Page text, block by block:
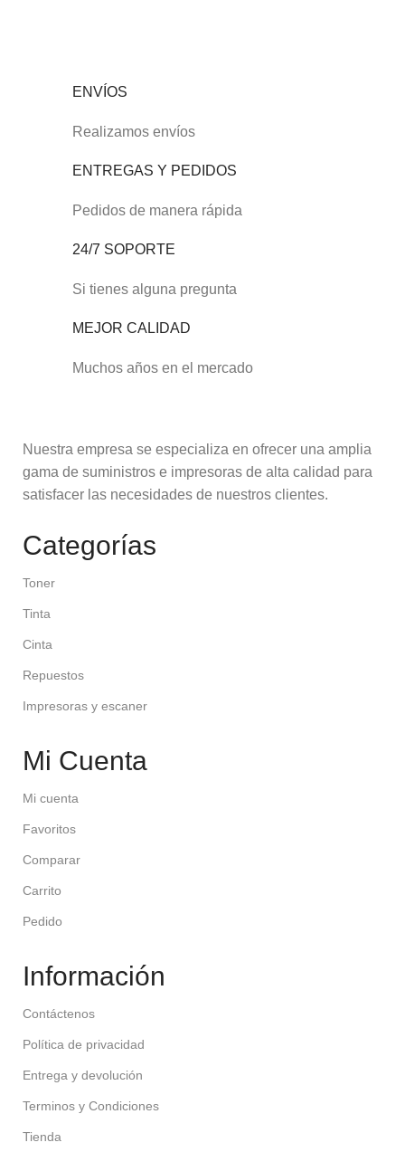
ENVÍOS
Realizamos envíos
ENTREGAS Y PEDIDOS
Pedidos de manera rápida
24/7 SOPORTE
Si tienes alguna pregunta
MEJOR CALIDAD
Muchos años en el mercado
Nuestra empresa se especializa en ofrecer una amplia
gama de suministros e impresoras de alta calidad para
satisfacer las necesidades de nuestros clientes.
Categorías
Toner
Tinta
Cinta
Repuestos
Impresoras y escaner
Mi Cuenta
Mi cuenta
Favoritos
Comparar
Carrito
Pedido
Información
Contáctenos
Política de privacidad
Entrega y devolución
Terminos y Condiciones
Tienda